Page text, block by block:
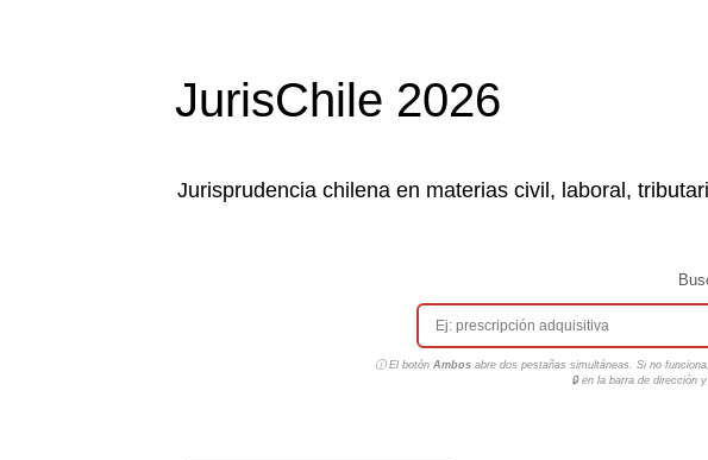
JurisChile 2026
Jurisprudencia chilena en materias civil, laboral,
ⓘ El botón Ambosabre dos pestañas simultáneas. Si no
🔒 en la barra de dirección